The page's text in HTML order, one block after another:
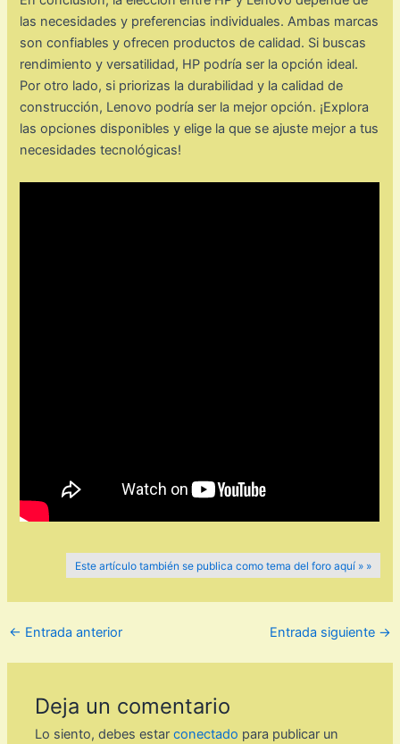
las necesidades y preferencias individuales. Ambas marcas
son confiables y ofrecen productos de calidad. Si buscas
rendimiento y versatilidad, HP podría ser la opción ideal.
Por otro lado, si priorizas la durabilidad y la calidad de
construcción, Lenovo podría ser la mejor opción. ¡Explora
las opciones disponibles y elige la que se ajuste mejor a tus
necesidades tecnológicas!
Este artículo también se publica como tema del foro aquí » »
← Entrada anterior Entrada siguiente →
Deja un comentario
Lo siento, debes estarconectado para publicar un